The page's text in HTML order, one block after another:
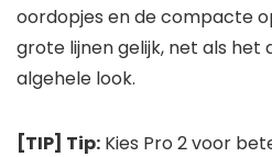
oordopjes en de compacte
grote lijnen gelijk, net als
algehele look.
[TIP] Tip: Kies Pro 2 voor